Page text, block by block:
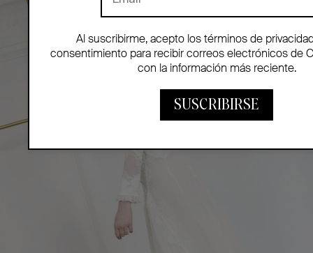
Al suscribirme, acepto los términos de
consentimiento para recibir correos electrónicos de
con la información más reciente.
SUSCRIBIRSE